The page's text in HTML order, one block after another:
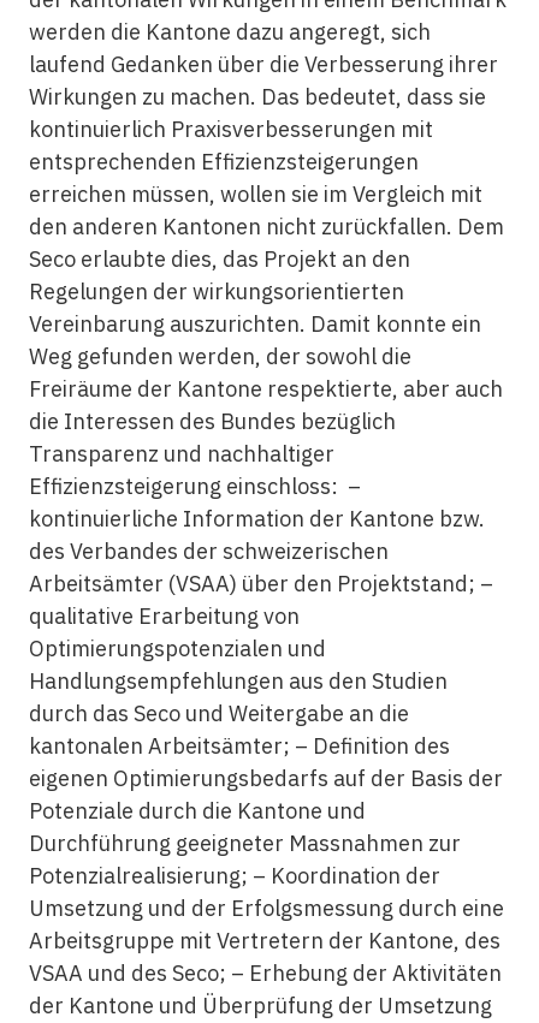
werden die Kantone dazu angeregt, sich
laufend Gedanken über die Verbesserung ihrer
Wirkungen zu machen. Das bedeutet, dass sie
kontinuierlich Praxisverbesserungen mit
entsprechenden Effizienzsteigerungen
erreichen müssen, wollen sie im Vergleich mit
den anderen Kantonen nicht zurückfallen. Dem
Seco erlaubte dies, das Projekt an den
Regelungen der wirkungsorientierten
Vereinbarung auszurichten. Damit konnte ein
Weg gefunden werden, der sowohl die
Freiräume der Kantone respektierte, aber auch
die Interessen des Bundes bezüglich
Transparenz und nachhaltiger
Effizienzsteigerung einschloss: –
kontinuierliche Information der Kantone bzw.
des Verbandes der schweizerischen
Arbeitsämter (VSAA) über den Projektstand; –
qualitative Erarbeitung von
Optimierungspotenzialen und
Handlungsempfehlungen aus den Studien
durch das Seco und Weitergabe an die
kantonalen Arbeitsämter; – Definition des
eigenen Optimierungsbedarfs auf der Basis der
Potenziale durch die Kantone und
Durchführung geeigneter Massnahmen zur
Potenzialrealisierung; – Koordination der
Umsetzung und der Erfolgsmessung durch eine
Arbeitsgruppe mit Vertretern der Kantone, des
VSAA und des Seco; – Erhebung der Aktivitäten
der Kantone und Überprüfung der Umsetzung